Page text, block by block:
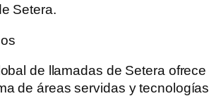
Setera.
de llamadas de Setera ofrece
de áreas servidas y tecnologías